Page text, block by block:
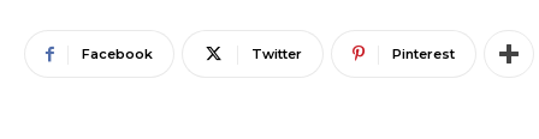
Facebook Twitter Pinterest